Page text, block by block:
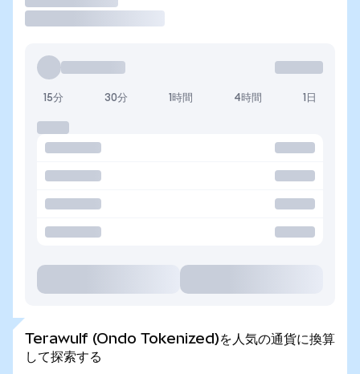
15分 30分 1時間 4時間 1日
Terawulf (Ondo Tokenized)を人気の通貨に換算
して探索する